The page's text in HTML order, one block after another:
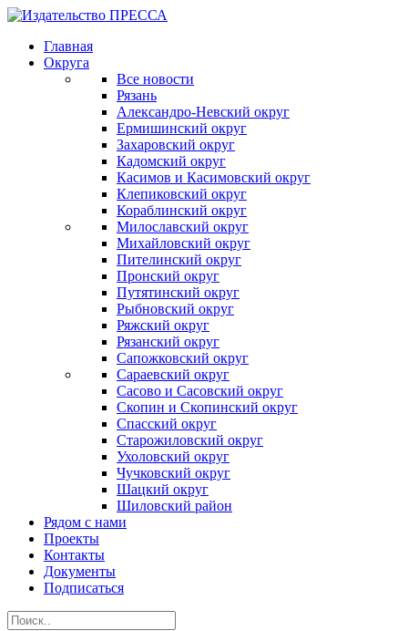
Главная
Округа
Все новости
Рязань
Александро-Невский округ
Ермишинский округ
Захаровский округ
Кадомский округ
Касимов и Касимовский округ
Клепиковский округ
Кораблинский округ
Милославский округ
Михайловский округ
Пителинский округ
Пронский округ
Путятинский округ
Рыбновский округ
Ряжский округ
Рязанский округ
Сапожковский округ
Сараевский округ
Сасово и Сасовский округ
Скопин и Скопинский округ
Спасский округ
Старожиловский округ
Ухоловский округ
Чучковский округ
Шацкий округ
Шиловский район
Рядом с нами
Проекты
Контакты
Документы
Подписаться